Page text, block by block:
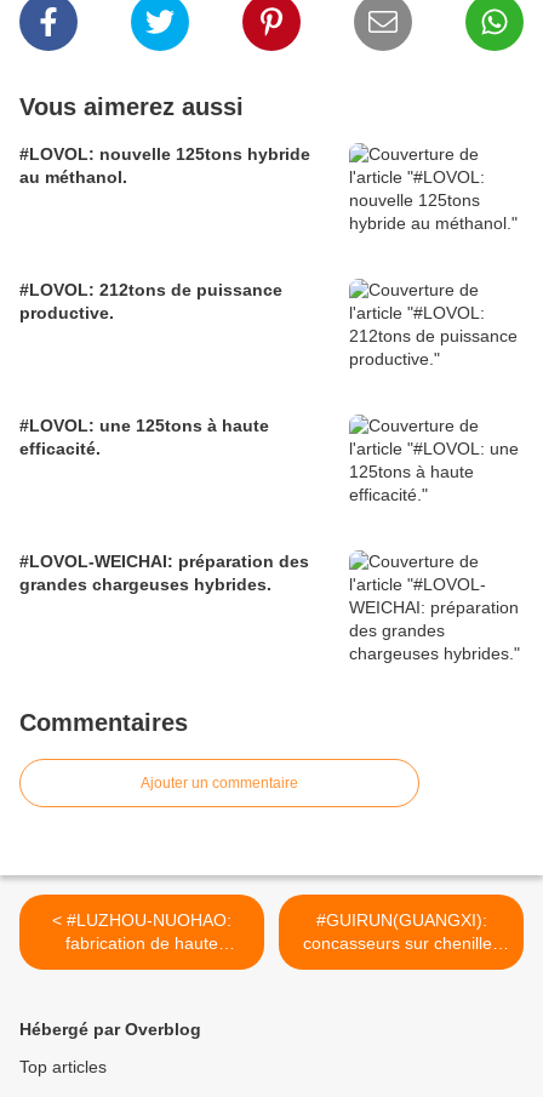
Vous aimerez aussi
#LOVOL: nouvelle 125tons hybride
au méthanol.
#LOVOL: 212tons de puissance
productive.
#LOVOL: une 125tons à haute
efficacité.
#LOVOL-WEICHAI: préparation des
grandes chargeuses hybrides.
Commentaires
Ajouter un commentaire
< #LUZHOU-NUOHAO:
fabrication de haute
précision.
#GUIRUN(GUANGXI):
concasseurs sur chenilles
modulaires évolutifs.
Hébergé par Overblog
Top articles